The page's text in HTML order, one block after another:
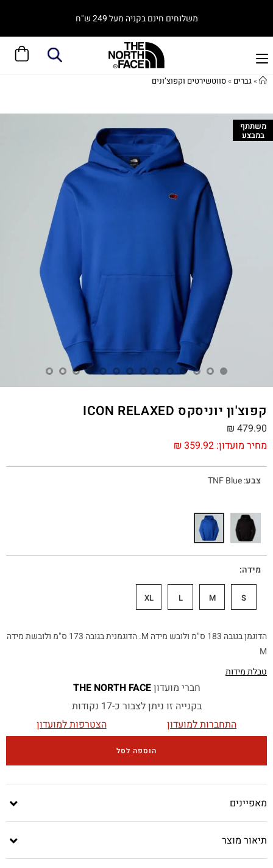
משלוחים חינם בקניה מעל 249 ש"ח
»גברים »סווטשירטים וקפוצ’ונים
משתתף
במבצע
קפוצ'ון יוניסקס ICON RELAXED
מחיר מועדון: ₪ 359.92
₪ 479.90
צבע:
TNF Blue
מידה
S
M
L
XL
הדוגמן בגובה 183 ס"מ ולובש מידה M. הדוגמנית בגובה 173 ס"מ ולובשת מידה
M
טבלת מידות
חברי מועדוןTHE NORTH FACE
בקנייה זו ניתן לצבור כ-17 נקודות
התחברות למועדון
הצטרפות למועדון
הוספה לסל
מאפיינים
תיאור מוצר